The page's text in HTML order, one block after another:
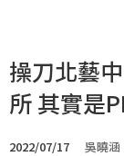
操刀北藝
所 其實是
2022/07/17 吳曉涵